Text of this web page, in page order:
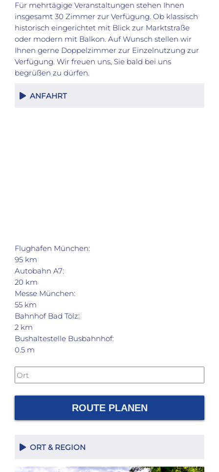
Für mehrtägige Veranstaltungen stehen Ihnen
insgesamt 30 Zimmer zur Verfügung. Ob klassisch
historisch eingerichtet mit Blick zur Marktstraße
oder modern mit Balkon. Auf Wunsch stellen wir
Ihnen gerne Doppelzimmer zur Einzelnutzung zur
Verfügung. Wir freuen uns, Sie bald bei uns
begrüßen zu dürfen.
ANFAHRT
Flughafen München:
95 km
Autobahn A7:
20 km
Messe München:
55 km
Bahnhof Bad Tölz:
2 km
Bushaltestelle Busbahnhof:
0.5 m
ROUTE PLANEN
ORT & REGION